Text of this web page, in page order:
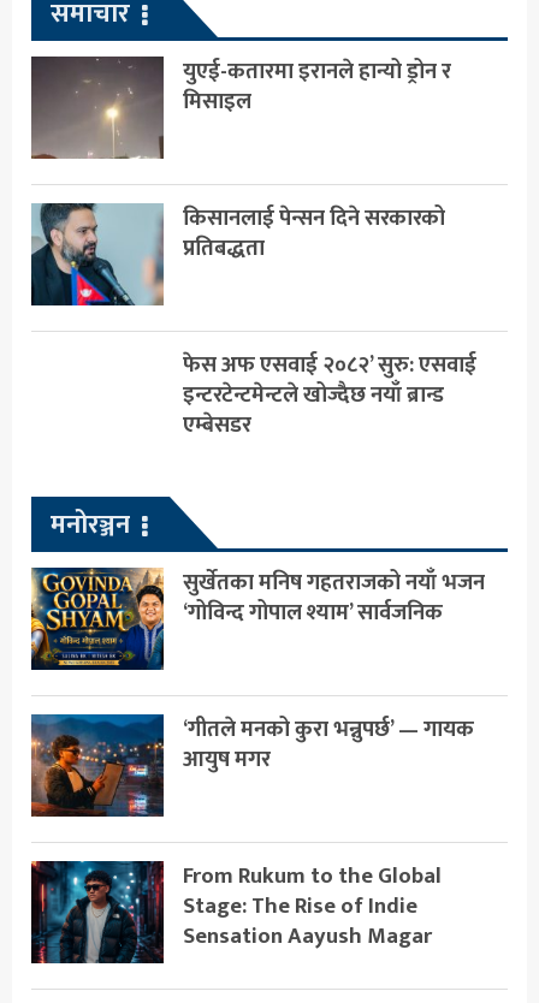
समाचार
युएई-कतारमा इरानले हान्यो ड्रोन र
मिसाइल
किसानलाई पेन्सन दिने सरकारको
प्रतिबद्धता
फेस अफ एसवाई २०८२’ सुरु: एसवाई
इन्टरटेन्टमेन्टले खोज्दैछ नयाँ ब्रान्ड
एम्बेसडर
मनोरञ्जन
सुर्खेतका मनिष गहतराजको नयाँ भजन
‘गोविन्द गोपाल श्याम’ सार्वजनिक
‘गीतले मनको कुरा भन्नुपर्छ’ — गायक
आयुष मगर
From Rukum to the Global
Stage: The Rise of Indie
Sensation Aayush Magar